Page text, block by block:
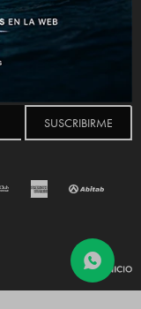
SUSCRIBIRME